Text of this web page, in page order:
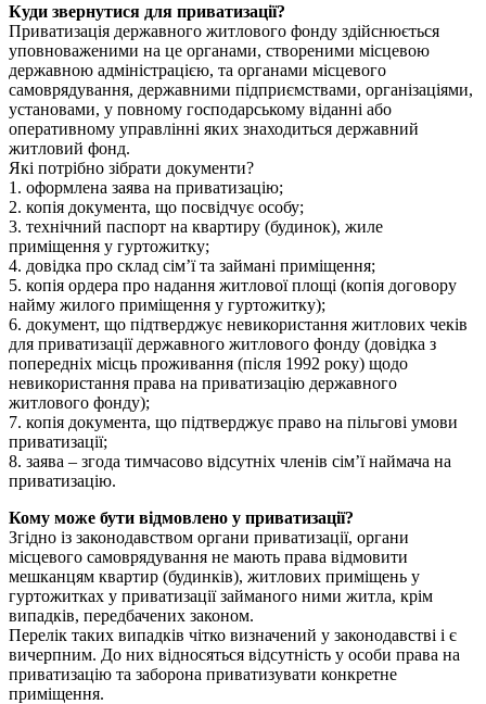
Куди звернутися для приватизації?
Приватизація державного житлового фонду здійснюється
уповноваженими на це органами, створеними місцевою
державною адміністрацією, та органами місцевого
самоврядування, державними підприємствами, організаціями,
установами, у повному господарському віданні або
оперативному управлінні яких знаходиться державний
житловий фонд.
Які потрібно зібрати документи?
1. оформлена заява на приватизацію;
2. копія документа, що посвідчує особу;
3. технічний паспорт на квартиру (будинок), жиле
приміщення у гуртожитку;
4. довідка про склад сім’ї та займані приміщення;
5. копія ордера про надання житлової площі (копія договору
найму жилого приміщення у гуртожитку);
6. документ, що підтверджує невикористання житлових чеків
для приватизації державного житлового фонду (довідка з
попередніх місць проживання (після 1992 року) щодо
невикористання права на приватизацію державного
житлового фонду);
7. копія документа, що підтверджує право на пільгові умови
приватизації;
8. заява – згода тимчасово відсутніх членів сім’ї наймача на
приватизацію.
Кому може бути відмовлено у приватизації?
Згідно із законодавством органи приватизації, органи
місцевого самоврядування не мають права відмовити
мешканцям квартир (будинків), житлових приміщень у
гуртожитках у приватизації займаного ними житла, крім
випадків, передбачених законом.
Перелік таких випадків чітко визначений у законодавстві і є
вичерпним. До них відносяться відсутність у особи права на
приватизацію та заборона приватизувати конкретне
приміщення.